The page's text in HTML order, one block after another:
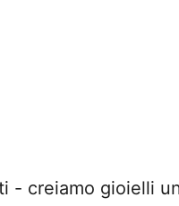
- creiamo gioielli